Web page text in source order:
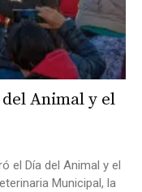
Animal y el
el Día del Animal y el
Municipal, la